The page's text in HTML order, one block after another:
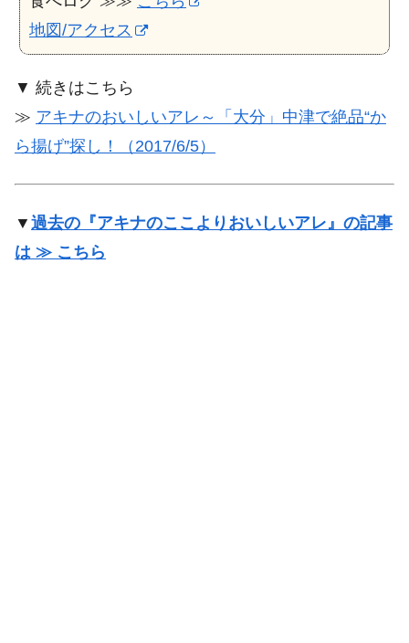
地図/アクセス
▼ 続きはこちら
≫ アキナのおいしいアレ～「大分」中津で絶品“か
ら揚げ”探し！（2017/6/5）
▼ 過去の『アキナのここよりおいしいアレ』の記事
は ≫ こちら